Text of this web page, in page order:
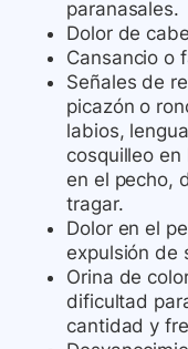
paranasales.
Dolor de
Cansancio o
Señales de
picazón o
labios,
cosquilleo
en el pecho,
tragar.
Dolor en el
expulsión de
Orina de
dificultad
cantidad y